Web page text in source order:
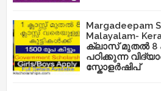
Margadeepam
Malayalam-
ക്ലാസ് മുതൽ 8
പഠിക്കുന്ന
സ്കോളർഷിപ്